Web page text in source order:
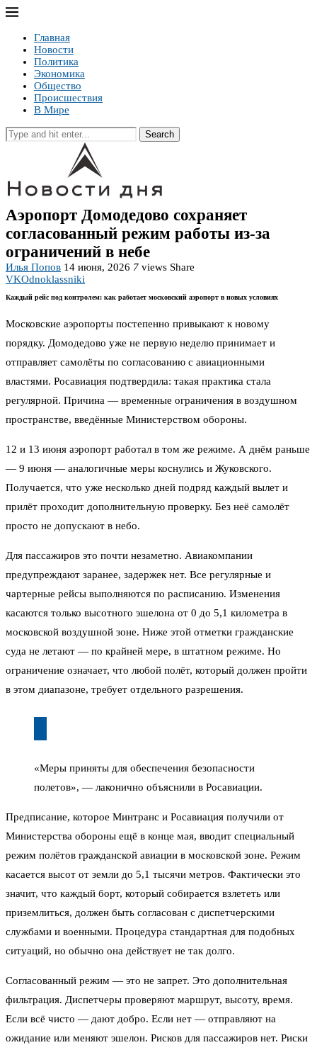
Главная
Новости
Политика
Экономика
Общество
Происшествия
В Мире
Search
Аэропорт Домодедово сохраняет
согласованный режим работы из-за
ограничений в небе
Илья Попов 14 июня, 2026 7 views Share
VKOdnoklassniki
Каждый рейс под контролем: как работает московский аэропорт в новых условиях
Московские аэропорты постепенно привыкают к новому
порядку. Домодедово уже не первую неделю принимает и
отправляет самолёты по согласованию с авиационными
властями. Росавиация подтвердила: такая практика стала
регулярной. Причина — временные ограничения в воздушном
пространстве, введённые Министерством обороны.
12 и 13 июня аэропорт работал в том же режиме. А днём раньше
— 9 июня — аналогичные меры коснулись и Жуковского.
Получается, что уже несколько дней подряд каждый вылет и
прилёт проходит дополнительную проверку. Без неё самолёт
просто не допускают в небо.
Для пассажиров это почти незаметно. Авиакомпании
предупреждают заранее, задержек нет. Все регулярные и
чартерные рейсы выполняются по расписанию. Изменения
касаются только высотного эшелона от 0 до 5,1 километра в
московской воздушной зоне. Ниже этой отметки гражданские
суда не летают — по крайней мере, в штатном режиме. Но
ограничение означает, что любой полёт, который должен пройти
в этом диапазоне, требует отдельного разрешения.
«Меры приняты для обеспечения безопасности
полетов», — лаконично объяснили в Росавиации.
Предписание, которое Минтранс и Росавиация получили от
Министерства обороны ещё в конце мая, вводит специальный
режим полётов гражданской авиации в московской зоне. Режим
касается высот от земли до 5,1 тысячи метров. Фактически это
значит, что каждый борт, который собирается взлететь или
приземлиться, должен быть согласован с диспетчерскими
службами и военными. Процедура стандартная для подобных
ситуаций, но обычно она действует не так долго.
Согласованный режим — это не запрет. Это дополнительная
фильтрация. Диспетчеры проверяют маршрут, высоту, время.
Если всё чисто — дают добро. Если нет — отправляют на
ожидание или меняют эшелон. Рисков для пассажиров нет. Риски